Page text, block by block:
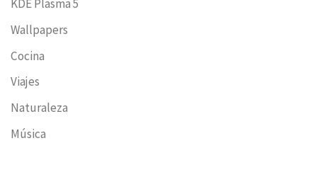
KDE Plasma 5
Wallpapers
Cocina
Viajes
Naturaleza
Música